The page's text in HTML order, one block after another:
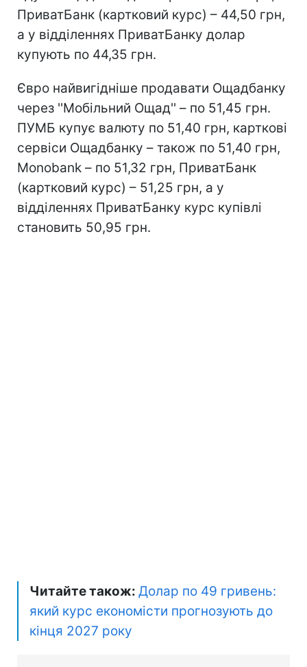
ПриватБанк (картковий курс) – 44,50 грн,
а у відділеннях ПриватБанку долар
купують по 44,35 грн.
Євро найвигідніше продавати Ощадбанку
через ''Мобільний Ощад'' – по 51,45 грн.
ПУМБ купує валюту по 51,40 грн, карткові
сервіси Ощадбанку – також по 51,40 грн,
Monobank – по 51,32 грн, ПриватБанк
(картковий курс) – 51,25 грн, а у
відділеннях ПриватБанку курс купівлі
становить 50,95 грн.
Читайте також: Долар по 49 гривень:
який курс економісти прогнозують до
кінця 2027 року